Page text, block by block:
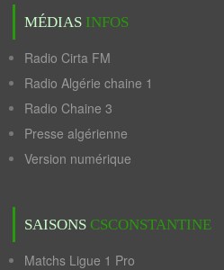
MÉDIAS INFOS
Radio Cirta FM
Radio Algérie chaine 1
Radio Chaine 3
Presse algérienne
Version numérique
SAISONS CSCONSTANTINE
Matchs Ligue 1 Pro